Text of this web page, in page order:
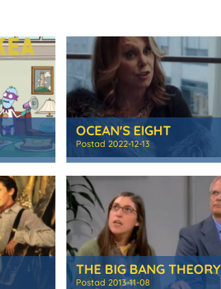
OCEAN'S EIGHT
Postad 2022-12-13
THE BIG BANG THEORY
Postad 2013-11-08